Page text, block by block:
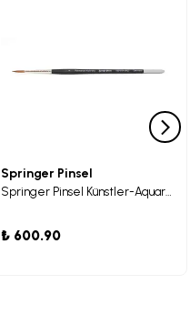
Springer Pinsel
Springer Pinsel Künstler-Aquarellpinsel Kolinsky Fırça 04
₺ 600.90